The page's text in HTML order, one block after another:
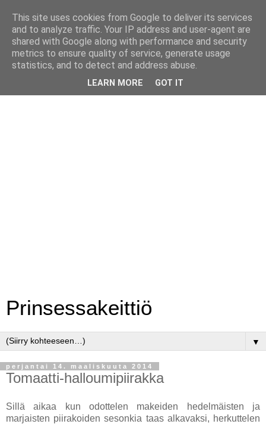
Prinsessakeittiö
▼
perjantai 14. maaliskuuta 2014
Tomaatti-halloumipiirakka
Sillä aikaa kun odottelen makeiden hedelmäisten ja
marjaisten piirakoiden sesonkia taas alkavaksi, herkuttelen
This site uses cookies from Google to deliver its services
and to analyze traffic. Your IP address and user-agent are
shared with Google along with performance and security
metrics to ensure quality of service, generate usage
statistics, and to detect and address abuse.
LEARN MORE GOT IT